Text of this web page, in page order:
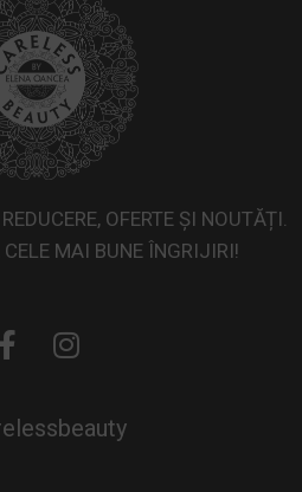
OFERTE ȘI NOUTĂȚI.
MAI BUNE ÎNGRIJIRI!